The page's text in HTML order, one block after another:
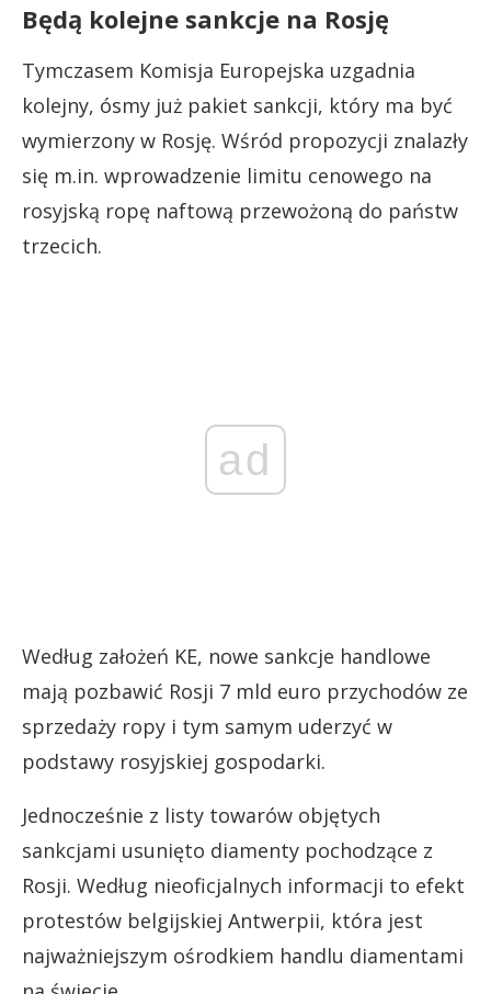
Będą kolejne sankcje na Rosję
Tymczasem Komisja Europejska uzgadnia
kolejny, ósmy już pakiet sankcji, który ma być
wymierzony w Rosję. Wśród propozycji znalazły
się m.in. wprowadzenie limitu cenowego na
rosyjską ropę naftową przewożoną do państw
trzecich.
ad
Według założeń KE, nowe sankcje handlowe
mają pozbawić Rosji 7 mld euro przychodów ze
sprzedaży ropy i tym samym uderzyć w
podstawy rosyjskiej gospodarki.
Jednocześnie z listy towarów objętych
sankcjami usunięto diamenty pochodzące z
Rosji. Według nieoficjalnych informacji to efekt
protestów belgijskiej Antwerpii, która jest
najważniejszym ośrodkiem handlu diamentami